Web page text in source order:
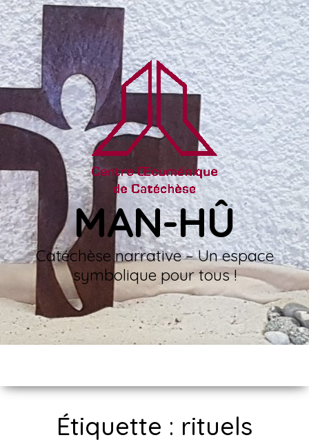
MAN-HÛ
Catéchèse narrative – Un espace
symbolique pour tous !
Étiquette : rituels